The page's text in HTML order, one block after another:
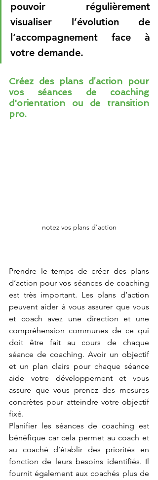
pouvoir régulièrement
visualiser l’évolution de
l’accompagnement face à
votre demande.
Créez des plans d’action pour
vos séances de coaching
d'orientation ou de transition
pro.
notez vos plans d'action
Prendre le temps de créer des plans
d’action pour vos séances de coaching
est très important. Les plans d’action
peuvent aider à vous assurer que vous
et coach avez une direction et une
compréhension communes de ce qui
doit être fait au cours de chaque
séance de coaching. Avoir un objectif
et un plan clairs pour chaque séance
aide votre développement et vous
assure que vous prenez des mesures
concrètes pour atteindre votre objectif
fixé.
Planifier les séances de coaching est
bénéfique car cela permet au coach et
au coaché d’établir des priorités en
fonction de leurs besoins identifiés. Il
fournit également aux coachés plus de